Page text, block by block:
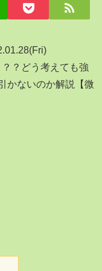
？どう考えても強
かないのか解説【微